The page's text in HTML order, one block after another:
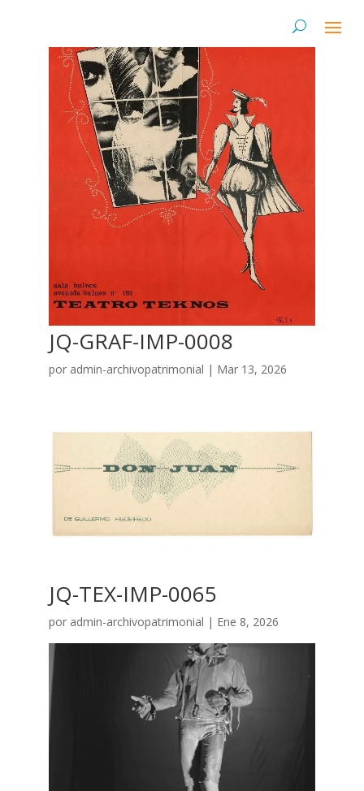
JQ-GRAF-IMP-0008
por admin-archivopatrimonial | Mar 13, 2026
JQ-TEX-IMP-0065
por admin-archivopatrimonial | Ene 8, 2026